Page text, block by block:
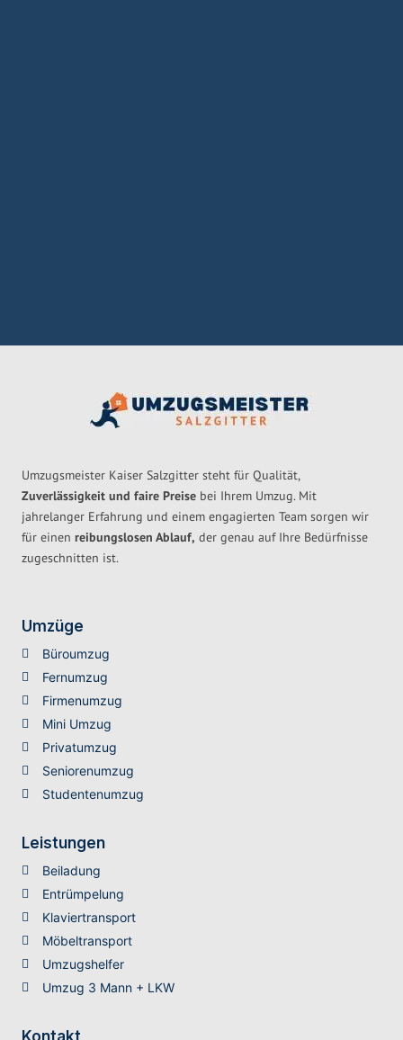
Umzugsmeister Kaiser Salzgitter steht für Qualität,
Zuverlässigkeit und faire Preise bei Ihrem Umzug. Mit
jahrelanger Erfahrung und einem engagierten Team sorgen wir
für einen reibungslosen Ablauf, der genau auf Ihre Bedürfnisse
zugeschnitten ist.
Umzüge
Büroumzug
Fernumzug
Firmenumzug
Mini Umzug
Privatumzug
Seniorenumzug
Studentenumzug
Leistungen
Beiladung
Entrümpelung
Klaviertransport
Möbeltransport
Umzugshelfer
Umzug 3 Mann + LKW